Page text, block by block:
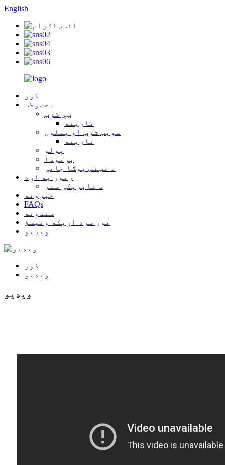
English
کور
محصولات
ټي شرټ
نارینه
سویټ شرټ او پتلون
نارینه
پولو
برمودا
د فټنس یوګا جامې
زموږ په اړه
د فابریکې سفر
خبرونه
FAQs
سندونه
موږ سره اړیکه ونیسئ
ویډیو
کور
ویډیو
ویډیو